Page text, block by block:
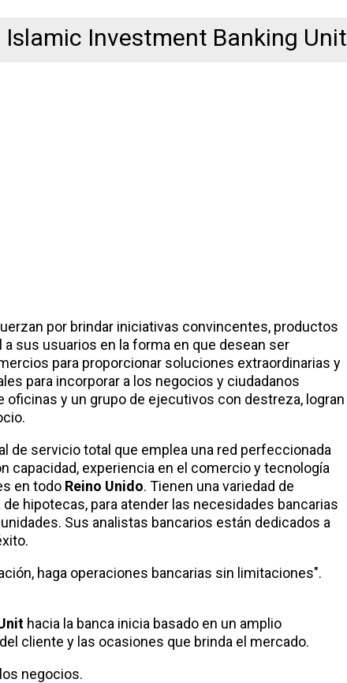
Islamic Investment Banking Unit
por brindar iniciativas convincentes, productos
sus usuarios en la forma en que desean ser
para proporcionar soluciones extraordinarias y
para incorporar a los negocios y ciudadanos
y un grupo de ejecutivos con destreza, logran
de servicio total que emplea una red perfeccionada
capacidad, experiencia en el comercio y tecnología
en todo Reino Unido. Tienen una variedad de
hipotecas, para atender las necesidades bancarias
Sus analistas bancarios están dedicados a
haga operaciones bancarias sin limitaciones".
hacia la banca inicia basado en un amplio
cliente y las ocasiones que brinda el mercado.
negocios.